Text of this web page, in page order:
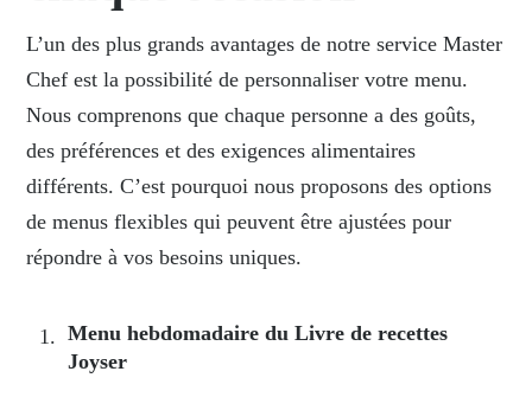
L’un des plus grands avantages de notre service Master
Chef est la possibilité de personnaliser votre menu.
Nous comprenons que chaque personne a des goûts,
des préférences et des exigences alimentaires
différents. C’est pourquoi nous proposons des options
de menus flexibles qui peuvent être ajustées pour
répondre à vos besoins uniques.
Menu hebdomadaire du Livre de recettes
Joyser